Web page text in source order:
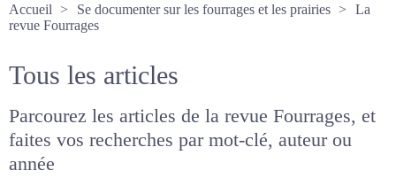
Accueil
Se documenter sur les fourrages et les prairies
La revue Fourrages
Tous les articles
Parcourez les articles de la revue Fourrages, et
faites vos recherches par mot-clé, auteur ou
année